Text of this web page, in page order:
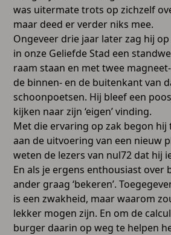
was uitermate trots op zichzelf
maar deed er verder niks mee.
Ongeveer drie jaar later zag hij
in onze Geliefde Stad een
raam staan en met twee
de binnen- en de buitenkant van
schoonpoetsen. Hij bleef een
kijken naar zijn ‘eigen’ vinding.
Met die ervaring op zak begon hij
aan de uitvoering van een nieuw
weten de lezers van nul72 dat hij
En als je ergens enthousiast over
ander graag ‘bekeren’.
is een zwakheid, maar waarom
lekker mogen zijn. En om de
burger daarin op weg te helpen